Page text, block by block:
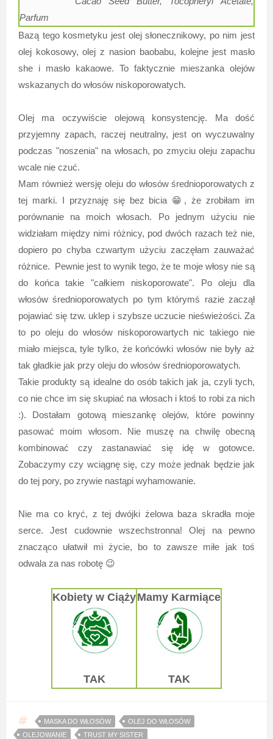
Parfum
Bazą tego kosmetyku jest olej słonecznikowy, po nim jest
olej kokosowy, olej z nasion baobabu, kolejne jest masło
she i masło kakaowe. To faktycznie mieszanka olejów
wskazanych do włosów niskoporowatych.
Olej ma oczywiście olejową konsystencję. Ma dość
przyjemny zapach, raczej neutralny, jest on wyczuwalny
podczas "noszenia" na włosach, po zmyciu oleju zapachu
wcale nie czuć.
Mam również wersję oleju do włosów średnioporowatych z
tej marki. I przyznaję się bez bicia 😁, że zrobiłam im
porównanie na moich włosach. Po jednym użyciu nie
widziałam między nimi różnicy, pod dwóch razach też nie,
dopiero po chyba czwartym użyciu zaczęłam zauważać
różnice. Pewnie jest to wynik tego, że te moje włosy nie są
do końca takie "całkiem niskoporowate". Po oleju dla
włosów średnioporowatych po tym którymś razie zaczął
pojawiać się tzw. uklep i szybsze uczucie nieświeżości. Za
to po oleju do włosów niskoporowartych nic takiego nie
miało miejsca, tyle tylko, że końcówki włosów nie były aż
tak gładkie jak przy oleju do włosów średnioporowatych.
Takie produkty są idealne do osób takich jak ja, czyli tych,
co nie chce im się skupiać na włosach i ktoś to robi za nich
:). Dostałam gotową mieszankę olejów, które powinny
pasować moim włosom. Nie muszę na chwilę obecną
kombinować czy zastanawiać się idę w gotowce.
Zobaczymy czy wciągnę się, czy może jednak będzie jak
do tej pory, po zrywie nastąpi wyhamowanie.
Nie ma co kryć, z tej dwójki żelowa baza skradła moje
serce. Jest cudownie wszechstronna! Olej na pewno
znacząco ułatwił mi życie, bo to zawsze miłe jak toś
odwala za nas robotę 😉
Kobiety w Ciąży
TAK
Mamy Karmiące
TAK
MASKA DO WŁOSÓW
OLEJ DO WŁOSÓW
OLEJOWANIE
TRUST MY SISTER